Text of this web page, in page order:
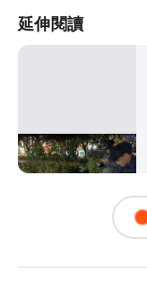
延伸閱讀